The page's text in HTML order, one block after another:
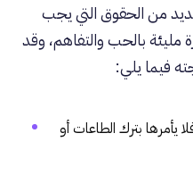
من الحقوق التي يجب
مليئة بالحب والتفاهم، وقد
فيما يلي:
يأمرها بترك الطاعات أو